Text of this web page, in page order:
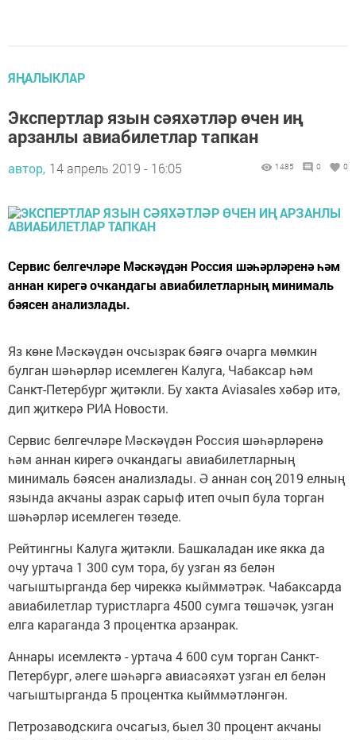
ЯҢАЛЫКЛАР
Экспертлар язын сәяхәтләр өчен иң
арзанлы авиабилетлар тапкан
автор, 14 апрель 2019 - 16:05 1485 0 0
Сервис белгечләре Мәскәүдән Россия шәһәрләренә һәм
аннан кирегә очкандагы авиабилетларның минималь
бәясен анализлады.
Яз көне Мәскәүдән очсызрак бәягә очарга мөмкин
булган шәһәрләр исемлеген Калуга, Чабаксар һәм
Санкт-Петербург җитәкли. Бу хакта Aviasales хәбәр итә,
дип җиткерә РИА Новости.
Сервис белгечләре Мәскәүдән Россия шәһәрләренә
һәм аннан кирегә очкандагы авиабилетларның
минималь бәясен анализлады. Ә аннан соң 2019 елның
язында акчаны азрак сарыф итеп очып була торган
шәһәрләр исемлеген төзеде.
Рейтингны Калуга җитәкли. Башкаладан ике якка да
очу уртача 1 300 сум тора, бу узган яз белән
чагыштырганда бер чиреккә кыйммәтрәк. Чабаксарда
авиабилетлар туристларга 4500 сумга төшәчәк, узган
елга караганда 3 процентка арзанрак.
Аннары исемлектә - уртача 4 600 сум торган Санкт-
Петербург, әлеге шәһәргә авиасәяхәт узган ел белән
чагыштырганда 5 процентка кыйммәтләнгән.
Петрозаводскига очсагыз, быел 30 процент акчаны